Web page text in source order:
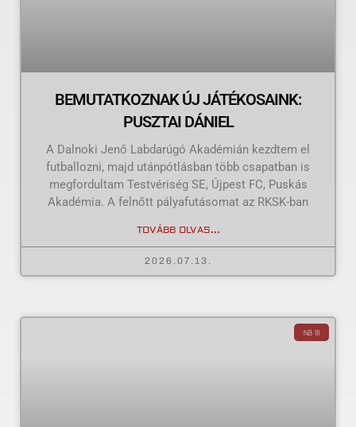
BEMUTATKOZNAK ÚJ JÁTÉKOSAINK:
PUSZTAI DÁNIEL
A Dalnoki Jenő Labdarúgó Akadémián kezdtem el
futballozni, majd utánpótlásban több csapatban is
megfordultam Testvériség SE, Újpest FC, Puskás
Akadémia. A felnőtt pályafutásomat az RKSK-ban
TOVÁBB OLVAS...
2026.07.13.
NB III